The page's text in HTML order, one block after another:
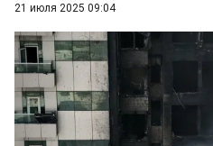
21 июля 2025 09:04